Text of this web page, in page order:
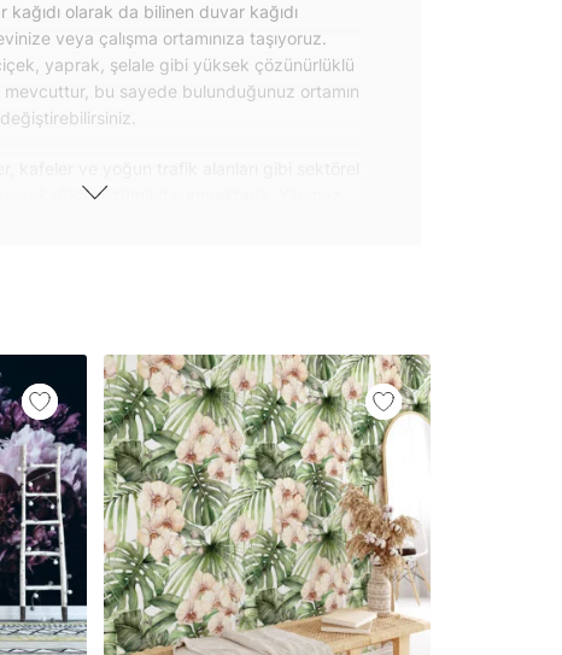
kağıdı olarak da bilinen duvar kağıdı
veya çalışma ortamınıza taşıyoruz.
yaprak, şelale gibi yüksek çözünürlüklü
bu sayede bulunduğunuz ortamın
kağıdı çözümleri sunmaktadır. Yanmaz
da geniş kullanım amacına sahiptir. Bu
çekmece, dolap kapakları gibi
gibi yeni bir görünüm kazandırabilirsiniz.
her türlü yüzeye yapışabilen ve suya
modellerimizi ilgili kategoride
sınırlı kalmayıp aynı zamanda
duvar dekorasyon ürünlerinin de üretimini
Duvar tasarımının önemini biliyor ve evin en
olduğunu kabul ediyoruz. Bu nedenle ürün
ve trendlere ayak uydurmanın yanı